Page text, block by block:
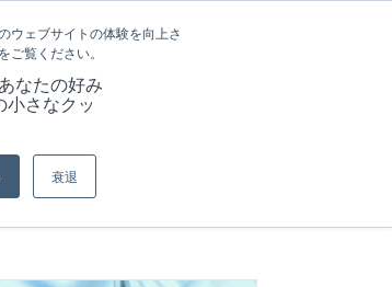
ウェブサイトの体験を向上さ
覧ください。
なたの好み
小さなクッ
衰退
当社の強み